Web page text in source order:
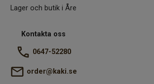
Lager och butik i Åre
Kontakta oss
0647-52280
order@kaki.se